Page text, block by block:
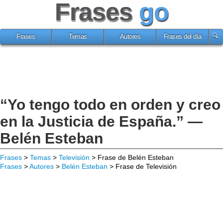
Frases go
Frases Temas Autores Frases del día
“Yo tengo todo en orden y creo
en la Justicia de España.” —
Belén Esteban
Frases > Temas > Televisión > Frase de Belén Esteban
Frases >Autores > Belén Esteban > Frase de Televisión